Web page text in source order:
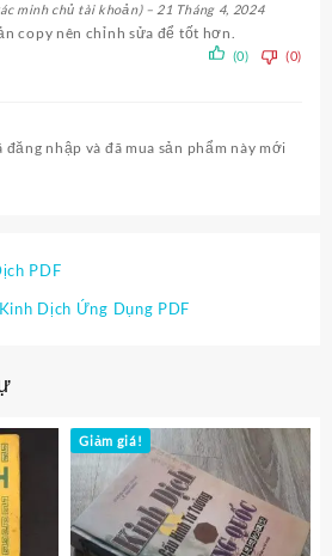
minh chủ tài khoản) – 21 Tháng 4, 2024
copy nên chỉnh sửa để tốt hơn.
(0) (0)
nhập và đã mua sản phẩm này mới
PDF
Kinh Dịch Ứng Dụng PDF
Giảm giá!